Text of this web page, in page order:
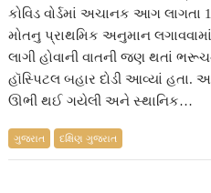
કોવિડ વોર્ડમાં અચાનક આગ લાગતા
મોતનુ પ્રાથમિક અનુમાન
લાગી હોવાની વાતની જણ થતાં
હૉસ્પિટલ બહાર દોડી આવ્યાં
ઊભી થઈ ગયેલી અને સ્થાનિક…
ગુજરાત દક્ષિણ ગુજરાત